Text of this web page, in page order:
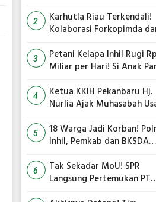
2
Karhutla Riau Terkendali!
Kolaborasi Forkopimda
Utama
3
Petani Kelapa Inhil Rugi
Miliar per Hari! Si Anak
Terus Anjlok
4
Ketua KKIH Pekanbaru Hj.
Nurlia Ajak Muhasabah
Serangan Monyet di
Tembilahan
5
18 Warga Jadi Korban!
Inhil, Pemkab dan BKSDA
Peneror Tembilahan
6
Tak Sekadar MoU! SPR
Langsung Pertemukan PT